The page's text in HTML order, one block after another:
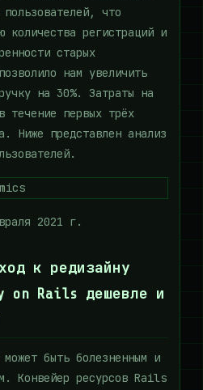
пользователей, что
количества регистраций и
старых
нам увеличить
на 30%. Затраты на
течение первых трёх
Ниже представлен анализ
2021 г.
к редизайну
on Rails дешевле и
может быть болезненным и
Конвейер ресурсов Rails